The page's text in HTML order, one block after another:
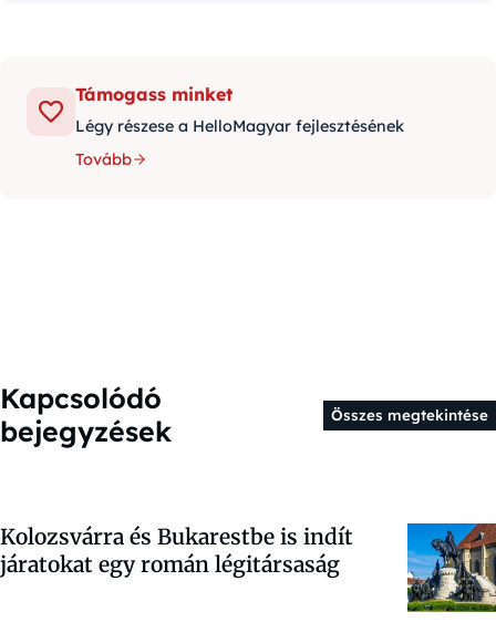
Támogass minket
Légy részese a HelloMagyar fejlesztésének
Tovább
Kapcsolódó
bejegyzések
Összes megtekintése
Kolozsvárra és Bukarestbe is indít
járatokat egy román légitársaság